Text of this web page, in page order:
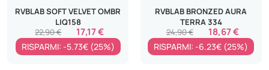
RVBLAB SOFT VELVET OMBR
LIQ158
17,17 €
22,90 €
RISPARMI: -5.73€ (25%)
RVBLAB BRONZED AURA
TERRA 334
18,67 €
24,90 €
RISPARMI: -6.23€ (25%)